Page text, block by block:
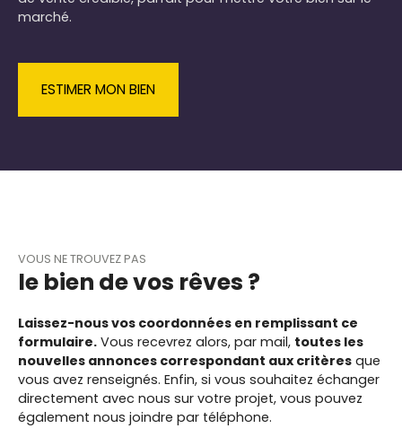
marché.
ESTIMER MON BIEN
VOUS NE TROUVEZ PAS
le bien de vos rêves ?
Laissez-nous vos coordonnées en remplissant ce
formulaire. Vous recevrez alors, par mail, toutes les
nouvelles annonces correspondant aux critères que
vous avez renseignés. Enfin, si vous souhaitez échanger
directement avec nous sur votre projet, vous pouvez
également nous joindre par téléphone.